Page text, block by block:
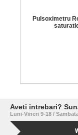
Pulsoximetru
Aveti intrebari?
Luni-Vineri 9-18 /